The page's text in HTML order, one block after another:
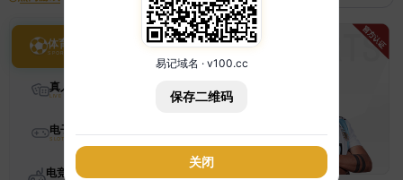
体育
真人
电子
电竞
易记域名 · v100.cc
保存二维码
关闭